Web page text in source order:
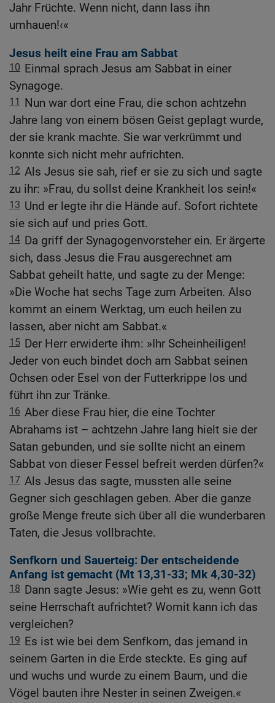
Jahr Früchte. Wenn nicht, dann lass ihn
umhauen!‹«
Jesus heilt eine Frau am Sabbat
10 Einmal sprach Jesus am Sabbat in einer
Synagoge.
11 Nun war dort eine Frau, die schon achtzehn
Jahre lang von einem bösen Geist geplagt wurde,
der sie krank machte. Sie war verkrümmt und
konnte sich nicht mehr aufrichten.
12 Als Jesus sie sah, rief er sie zu sich und sagte
zu ihr: »Frau, du sollst deine Krankheit los sein!«
13 Und er legte ihr die Hände auf. Sofort richtete
sie sich auf und pries Gott.
14 Da griff der Synagogenvorsteher ein. Er ärgerte
sich, dass Jesus die Frau ausgerechnet am
Sabbat geheilt hatte, und sagte zu der Menge:
»Die Woche hat sechs Tage zum Arbeiten. Also
kommt an einem Werktag, um euch heilen zu
lassen, aber nicht am Sabbat.«
15 Der Herr erwiderte ihm: »Ihr Scheinheiligen!
Jeder von euch bindet doch am Sabbat seinen
Ochsen oder Esel von der Futterkrippe los und
führt ihn zur Tränke.
16 Aber diese Frau hier, die eine Tochter
Abrahams ist – achtzehn Jahre lang hielt sie der
Satan gebunden, und sie sollte nicht an einem
Sabbat von dieser Fessel befreit werden dürfen?«
17 Als Jesus das sagte, mussten alle seine
Gegner sich geschlagen geben. Aber die ganze
große Menge freute sich über all die wunderbaren
Taten, die Jesus vollbrachte.
Senfkorn und Sauerteig: Der entscheidende
Anfang ist gemacht (Mt 13,31-33; Mk 4,30-32)
18 Dann sagte Jesus: »Wie geht es zu, wenn Gott
seine Herrschaft aufrichtet? Womit kann ich das
vergleichen?
19 Es ist wie bei dem Senfkorn, das jemand in
seinem Garten in die Erde steckte. Es ging auf
und wuchs und wurde zu einem Baum, und die
Vögel bauten ihre Nester in seinen Zweigen.«